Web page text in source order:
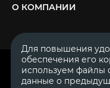
О КОМПАНИИ
© 2007—2026 «Диалог
ОГРН 1111644005153
ИНН 1644062657
Для повышения
обеспечения его
используем файлы
данные о